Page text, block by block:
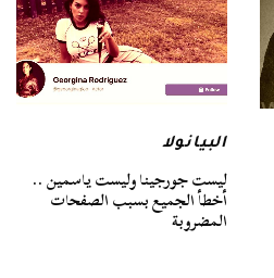
البيانولا
ليست جورجينا وليست ياسمين ..
أخطأ الجميع بسبب الصفحات
المضروبة